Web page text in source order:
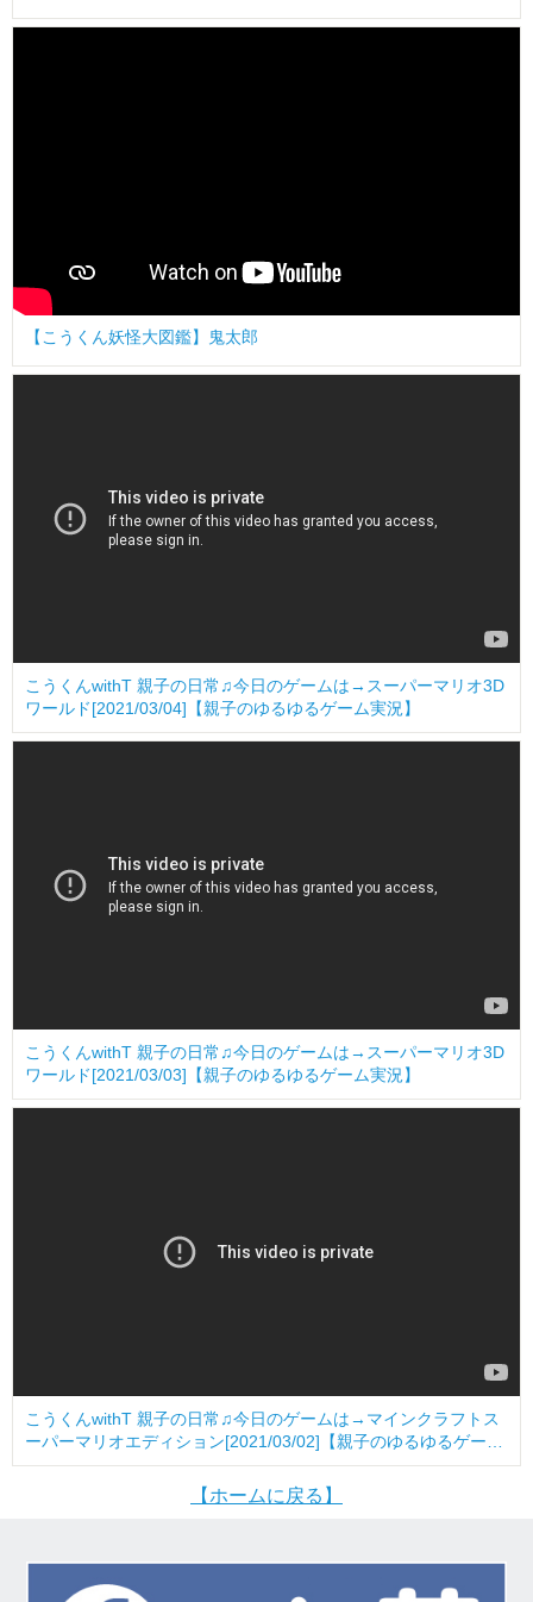
【こうくん妖怪大図鑑】鬼太郎
こうくんwithT 親子の日常♫今日のゲームは→スーパーマリオ3D
ワールド[2021/03/04]【親子のゆるゆるゲーム実況】
こうくんwithT 親子の日常♫今日のゲームは→スーパーマリオ3D
ワールド[2021/03/03]【親子のゆるゆるゲーム実況】
こうくんwithT 親子の日常♫今日のゲームは→マインクラフトス
ーパーマリオエディション[2021/03/02]【親子のゆるゆるゲーム
実況】
【ホームに戻る】